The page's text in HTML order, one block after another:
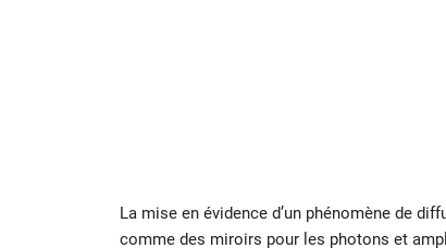
La mise en évidence d’un phénomène de
comme des miroirs pour les photons et